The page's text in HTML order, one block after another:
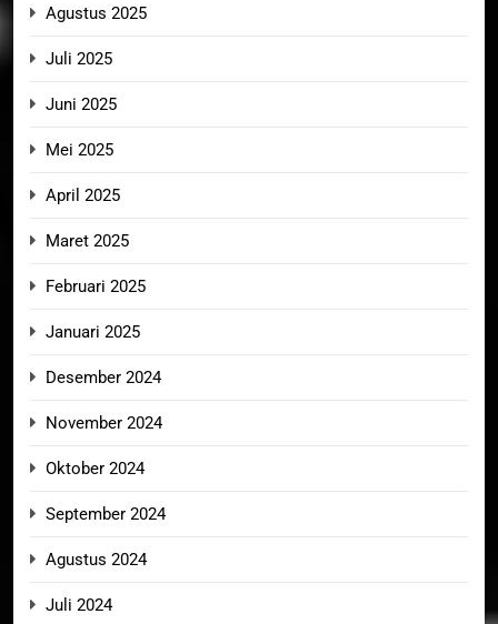
Agustus 2025
Juli 2025
Juni 2025
Mei 2025
April 2025
Maret 2025
Februari 2025
Januari 2025
Desember 2024
November 2024
Oktober 2024
September 2024
Agustus 2024
Juli 2024